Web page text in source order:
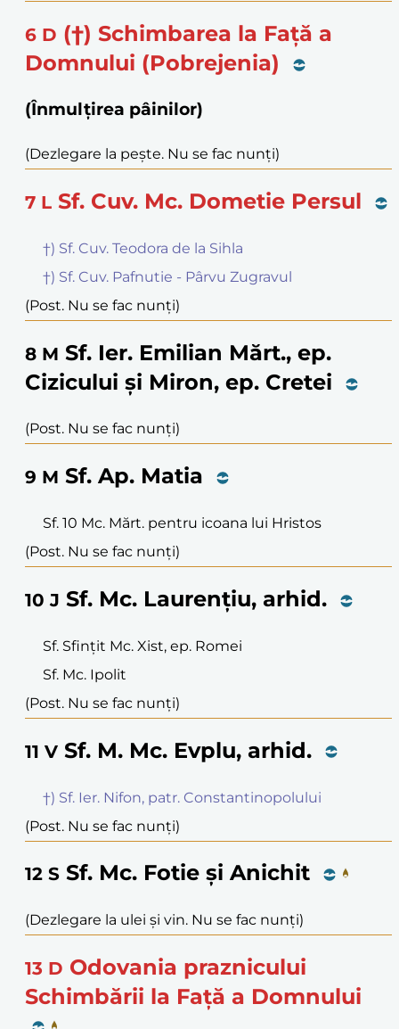
6 D (†) Schimbarea la Față a
Domnului (Pobrejenia)
(Înmulțirea pâinilor)
(Dezlegare la pește. Nu se fac nunți)
7 L Sf. Cuv. Mc. Dometie Persul
†) Sf. Cuv. Teodora de la Sihla
†) Sf. Cuv. Pafnutie - Pârvu Zugravul
(Post. Nu se fac nunți)
8 M Sf. Ier. Emilian Mărt., ep.
Cizicului și Miron, ep. Cretei
(Post. Nu se fac nunți)
9 M Sf. Ap. Matia
Sf. 10 Mc. Mărt. pentru icoana lui Hristos
(Post. Nu se fac nunți)
10 J Sf. Mc. Laurențiu, arhid.
Sf. Sfințit Mc. Xist, ep. Romei
Sf. Mc. Ipolit
(Post. Nu se fac nunți)
11 V Sf. M. Mc. Evplu, arhid.
†) Sf. Ier. Nifon, patr. Constantinopolului
(Post. Nu se fac nunți)
12 S Sf. Mc. Fotie și Anichit
(Dezlegare la ulei și vin. Nu se fac nunți)
13 D Odovania praznicului
Schimbării la Față a Domnului